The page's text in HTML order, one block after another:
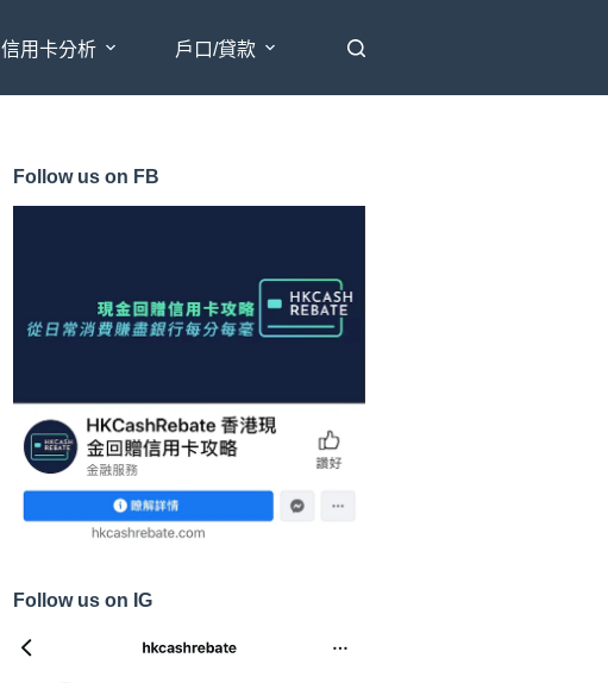
信用卡分析 戶口/貸款
Follow us on FB
Follow us on IG